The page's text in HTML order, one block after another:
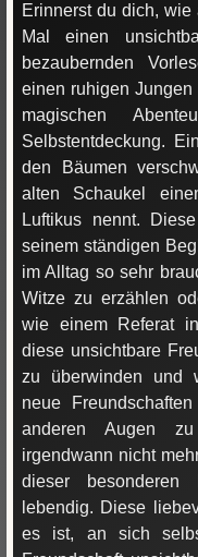
Erinnerst du dich,
Mal einen
bezaubernden
einen ruhigen
magischen
Selbstentdeckung.
den Bäumen
alten Schaukel
Luftikus nennt.
seinem ständigen
im Alltag so sehr
Witze zu erzählen
wie einem Referat
diese unsichtbare
zu überwinden und
neue
anderen Augen
irgendwann nicht
dieser besonderen
lebendig. Diese
es ist, an sich